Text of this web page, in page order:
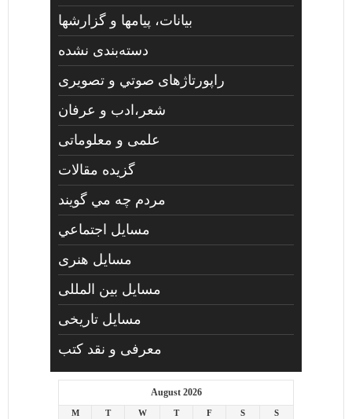
بیانات، پیامها و گزارشها
دسته‌بندی نشده
راپورتاژهای صوتي و تصويری
شعر،ادب و عرفان
علمی و معلوماتی
گزیده مقالات
مردم چه مي گويند
مسايل اجتماعي
مسايل هنری
مسایل بین المللی
مسایل تاریخی
معرفی و نقد کتب
August 2026
M T W T F S S